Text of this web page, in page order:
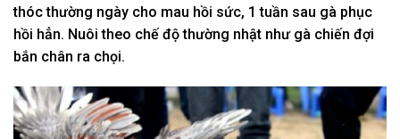
thócthường ngày cho mau hồi sức, 1 tuần sau gà phục
hồi hẳn. Nuôi theo chế độthường nhật như gà chiến đợi
bắn chân ra chọi.